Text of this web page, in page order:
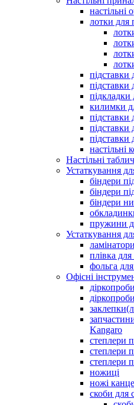
настільні
лотки для
підставки
підставки
підкладки
килимки
підставки
підставки
підставки
настільні
Настільні
Устаткування
біндери
біндери
біндери
пружини
Устаткування
ламінатори
плівка
фольга
Офісні
Kangaro
степлери
степлери
степлери
ножиці
ножі
скоби для